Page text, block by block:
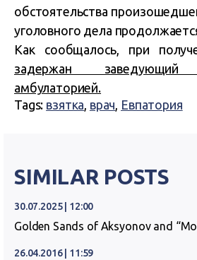
обстоятельства
уголовного дела
Как сообщалось, при
задержан заведующий
амбулаторией.
Tags: взятка, врач, Евпатория
SIMILAR POSTS
30.07.2025 | 12:00
Golden Sands of Aksyonov and
26.04.2016 | 11:59